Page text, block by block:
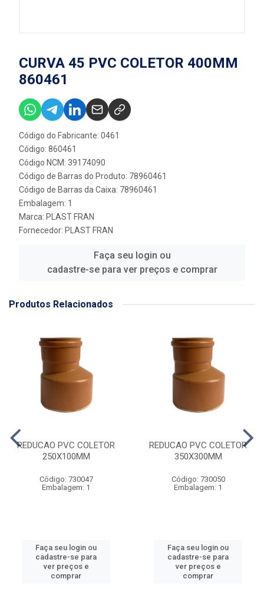
CURVA 45 PVC COLETOR 400MM
860461
Código do Fabricante: 0461
Código: 860461
Código NCM: 39174090
Código de Barras do Produto: 78960461
Código de Barras da Caixa: 78960461
Embalagem: 1
Marca: PLAST FRAN
Fornecedor: PLAST FRAN
Faça seu login ou
cadastre-se para ver preços e comprar
Produtos Relacionados
REDUCAO PVC COLETOR
250X100MM
Código: 730047
Embalagem: 1
Faça seu login ou
cadastre-se para
ver preços e
comprar
REDUCAO PVC COLETOR
350X300MM
Código: 730050
Embalagem: 1
Faça seu login ou
cadastre-se para
ver preços e
comprar